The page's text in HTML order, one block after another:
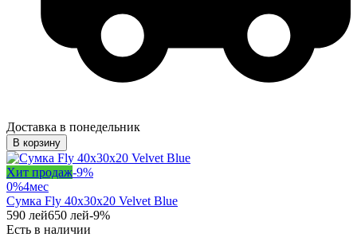
Доставка в понедельник
В корзину
Хит продаж-9%
0%4мес
Сумка Fly 40x30x20 Velvet Blue
590 лей650 лей-9%
Есть в наличии